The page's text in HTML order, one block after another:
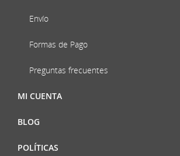
Envío
Formas de Pago
Preguntas frecuentes
MI CUENTA
BLOG
POLÍTICAS